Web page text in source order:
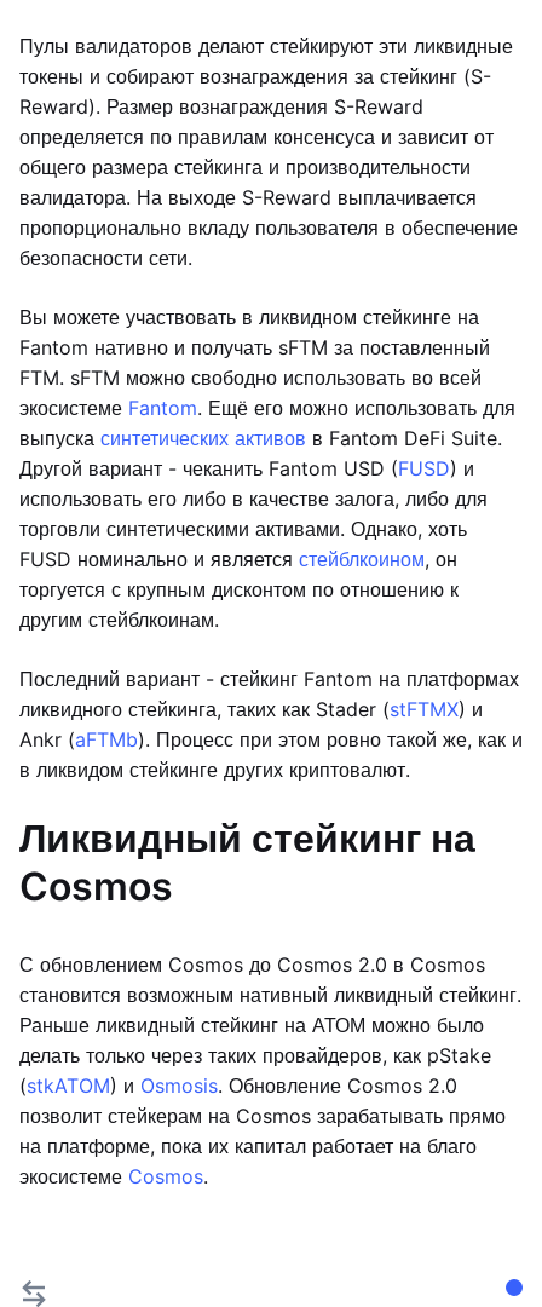
Пулы валидаторов делают стейкируют эти ликвидные
токены и собирают вознаграждения за стейкинг (S-
Reward). Размер вознаграждения S-Reward
определяется по правилам консенсуса и зависит от
общего размера стейкинга и производительности
валидатора. На выходе S-Reward выплачивается
пропорционально вкладу пользователя в обеспечение
безопасности сети.
Вы можете участвовать в ликвидном стейкинге на
Fantom нативно и получать sFTM за поставленный
FTM. sFTM можно свободно использовать во всей
экосистеме Fantom. Ещё его можно использовать для
выпуска синтетических активов в Fantom DeFi Suite.
Другой вариант - чеканить Fantom USD (FUSD) и
использовать его либо в качестве залога, либо для
торговли синтетическими активами. Однако, хоть
FUSD номинально и является стейблкоином, он
торгуется с крупным дисконтом по отношению к
другим стейблкоинам.
Последний вариант - стейкинг Fantom на платформах
ликвидного стейкинга, таких как Stader (stFTMX) и
Ankr (aFTMb). Процесс при этом ровно такой же, как и
в ликвидом стейкинге других криптовалют.
Ликвидный стейкинг на
Cosmos
С обновлением Cosmos до Cosmos 2.0 в Cosmos
становится возможным нативный ликвидный стейкинг.
Раньше ликвидный стейкинг на АТОМ можно было
делать только через таких провайдеров, как pStake
(stkATOM) и Osmosis. Обновление Cosmos 2.0
позволит стейкерам на Cosmos зарабатывать прямо
на платформе, пока их капитал работает на благо
экосистеме Cosmos.